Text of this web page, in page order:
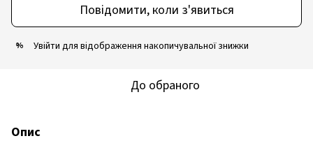
Повідомити, коли з'явиться
% Увійти для відображення накопичувальної знижки
До обраного
Опис